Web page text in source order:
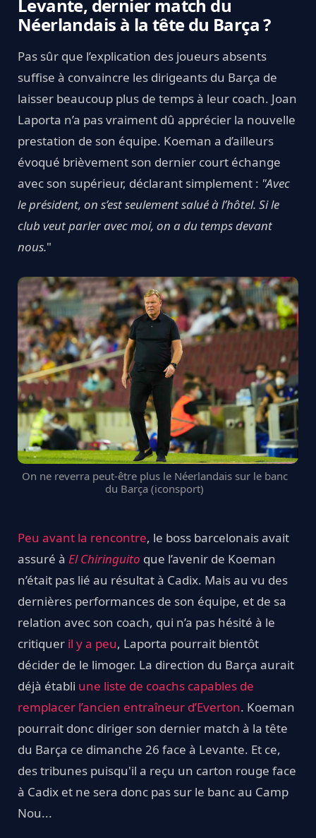
Levante, dernier match du
Néerlandais à la tête du Barça ?
Pas sûr que l’explication des joueurs absents
suffise à convaincre les dirigeants du Barça de
laisser beaucoup plus de temps à leur coach. Joan
Laporta n’a pas vraiment dû apprécier la nouvelle
prestation de son équipe. Koeman a d’ailleurs
évoqué brièvement son dernier court échange
avec son supérieur, déclarant simplement : "Avec
le président, on s’est seulement salué à l’hôtel. Si le
club veut parler avec moi, on a du temps devant
nous."
On ne reverra peut-être plus le Néerlandais sur le banc
du Barça (iconsport)
Peu avant la rencontre, le boss barcelonais avait
assuré à El Chiringuito que l’avenir de Koeman
n’était pas lié au résultat à Cadix. Mais au vu des
dernières performances de son équipe, et de sa
relation avec son coach, qui n’a pas hésité à le
critiquer il y a peu, Laporta pourrait bientôt
décider de le limoger. La direction du Barça aurait
déjà établi une liste de coachs capables de
remplacer l’ancien entraîneur d’Everton. Koeman
pourrait donc diriger son dernier match à la tête
du Barça ce dimanche 26 face à Levante. Et ce,
des tribunes puisqu'il a reçu un carton rouge face
à Cadix et ne sera donc pas sur le banc au Camp
Nou...